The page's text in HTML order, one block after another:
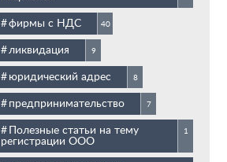
фирмы с НДС 40
ликвидация 9
юридический адрес 8
предпринимательство 7
Полезные статьи на тему
регистрации ООО
1